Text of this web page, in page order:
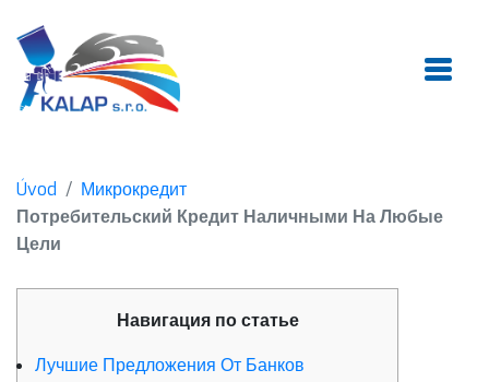
Úvod
Микрокредит
Потребительский Кредит Наличными На Любые
Цели
Навигация по статье
Лучшие Предложения От Банков